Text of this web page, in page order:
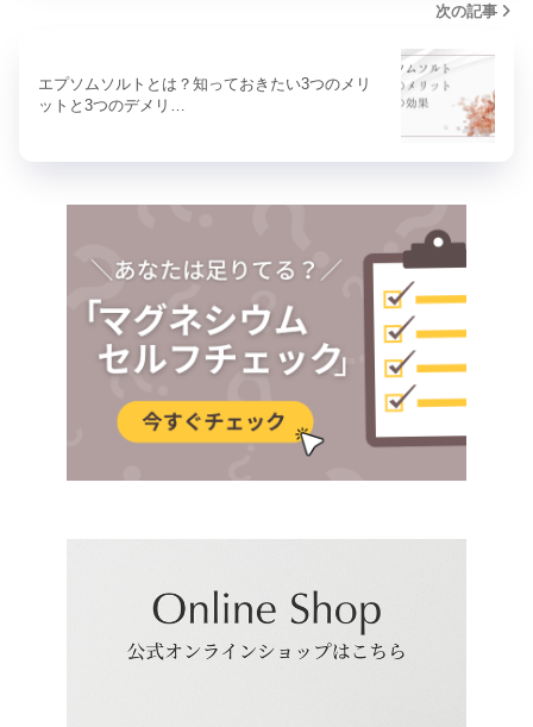
次の記事
エプソムソルトとは？知っておきたい3つのメリ
ットと3つのデメリ…